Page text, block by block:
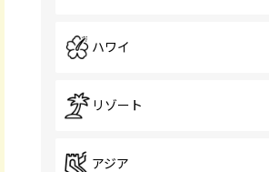
ハワイ
リゾート
アジア